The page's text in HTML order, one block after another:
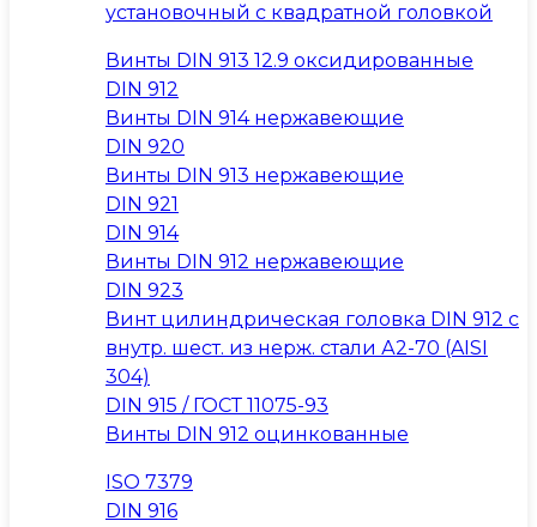
установочный с квадратной головкой
Винты DIN 913 12.9 оксидированные
DIN 912
Винты DIN 914 нержавеющие
DIN 920
Винты DIN 913 нержавеющие
DIN 921
DIN 914
Винты DIN 912 нержавеющие
DIN 923
Винт цилиндрическая головка DIN 912 с
внутр. шест. из нерж. стали А2-70 (AISI
304)
DIN 915 / ГОСТ 11075-93
Винты DIN 912 оцинкованные
ISO 7379
DIN 916